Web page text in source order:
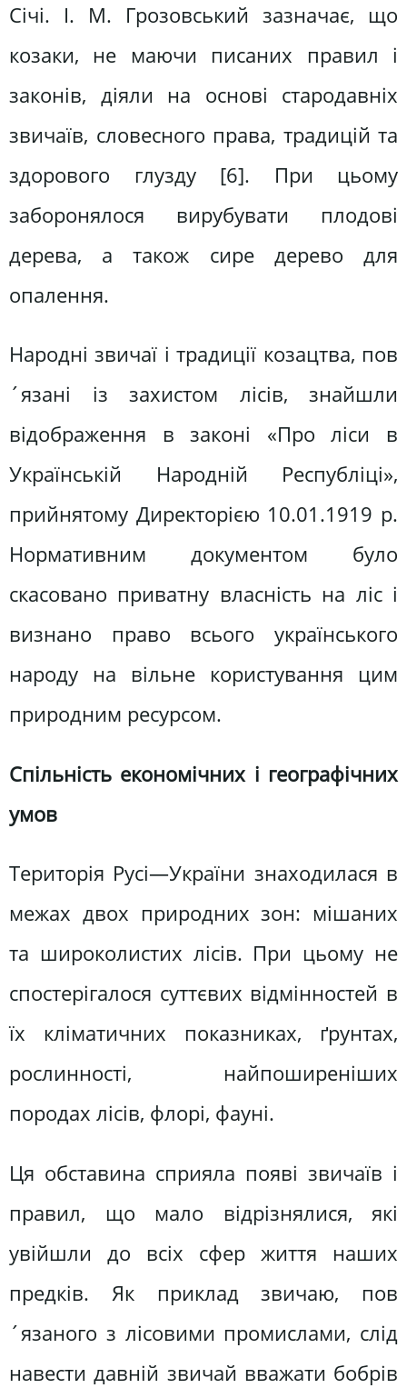
Січі. І. М. Грозовський зазначає, що
козаки, не маючи писаних правил і
законів, діяли на основі стародавніх
звичаїв, словесного права, традицій та
здорового глузду [6]. При цьому
заборонялося вирубувати плодові
дерева, а також сире дерево для
опалення.
Народні звичаї і традиції козацтва, пов
´язані із захистом лісів, знайшли
відображення в законі «Про ліси в
Українській Народній Республіці»,
прийнятому Директорією 10.01.1919 р.
Нормативним документом було
скасовано приватну власність на ліс і
визнано право всього українського
народу на вільне користування цим
природним ресурсом.
Спільність економічних і географічних
умов
Територія Русі—України знаходилася в
межах двох природних зон: мішаних
та широколистих лісів. При цьому не
спостерігалося суттєвих відмінностей в
їх кліматичних показниках, ґрунтах,
рослинності, найпоширеніших
породах лісів, флорі, фауні.
Ця обставина сприяла появі звичаїв і
правил, що мало відрізнялися, які
увійшли до всіх сфер життя наших
предків. Як приклад звичаю, пов
´язаного з лісовими промислами, слід
навести давній звичай вважати бобрів